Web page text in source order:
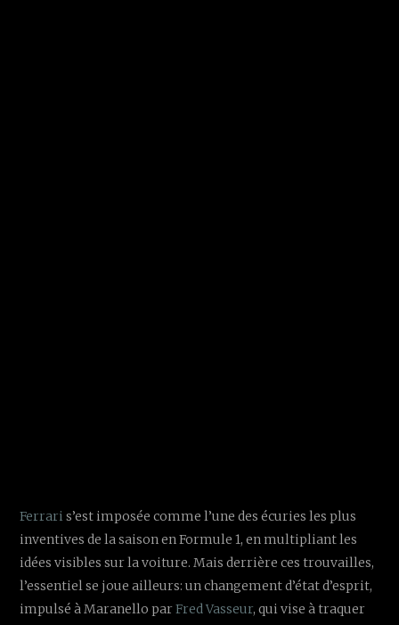
Ferrari s’est imposée comme l’une des écuries les plus
inventives de la saison en Formule 1, en multipliant les
idées visibles sur la voiture. Mais derrière ces trouvailles,
l’essentiel se joue ailleurs: un changement d’état d’esprit,
impulsé à Maranello parFred Vasseur, qui vise à traquer